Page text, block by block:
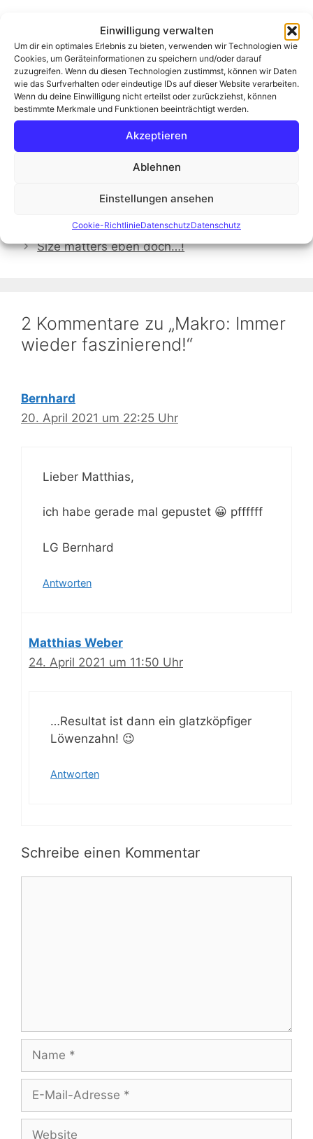
Einwilligung verwalten
Um dir ein optimales Erlebnis zu bieten, verwenden wir Technologien wie
Cookies, um Geräteinformationen zu speichern und/oder darauf
zuzugreifen. Wenn du diesen Technologien zustimmst, können wir Daten
wie das Surfverhalten oder eindeutige IDs auf dieser Website verarbeiten.
Wenn du deine Einwilligung nicht erteilst oder zurückziehst, können
bestimmte Merkmale und Funktionen beeinträchtigt werden.
Akzeptieren
Ablehnen
Einstellungen ansehen
Cookie-RichtlinieDatenschutzDatenschutz
Schlagwörter
,Makro,Moorknipser
Endlich wieder…
Size matters eben doch…!
2 Kommentare zu „Makro: Immer
wieder faszinierend!“
Bernhard
20. April 2021 um 22:25 Uhr
Lieber Matthias,
ich habe gerade mal gepustet 😀 pffffff
LG Bernhard
Antworten
Matthias Weber
24. April 2021 um 11:50 Uhr
…Resultat ist dann ein glatzköpfiger
Löwenzahn! 😉
Antworten
Schreibe einen Kommentar
Mail-
Adresse